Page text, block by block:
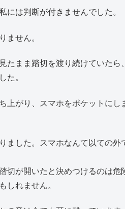
には判断が付きませんでした。
ません。
たまま踏切を渡り続けていたら
た。
上がり、スマホをポケットにし
した。スマホなんて以ての外
切が開いたと決めつけるのは危
しれません。